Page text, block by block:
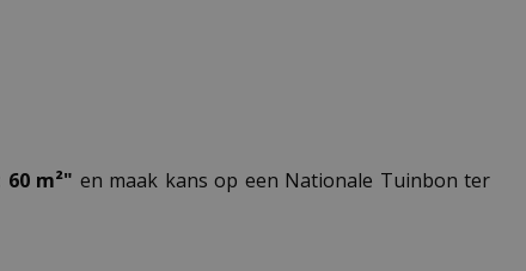
m²" en maak kans op een Nationale Tuinbon ter